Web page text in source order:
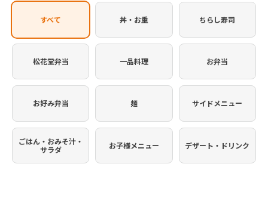
を
り
すべて 丼・お重 ちらし寿司
松花堂弁当 一品料理 お弁当
お好み弁当 麺 サイドメニュー
ごはん・おみそ汁・
サラダ
お子様メニュー デザート・ドリンク